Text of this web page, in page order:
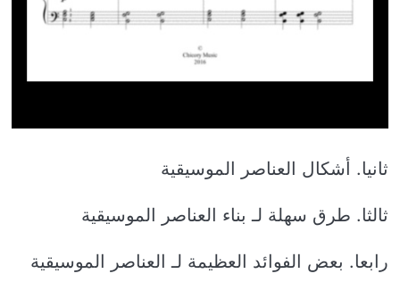
ثانيا. أشكال العناصر الموسيقية
ثالثا. طرق سهلة لـ بناء العناصر الموسيقية
رابعا. بعض الفوائد العظيمة لـ العناصر الموسيقية